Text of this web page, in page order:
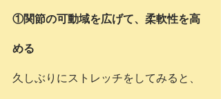
①関節の可動域を広げて、柔軟性を高
める
久しぶりにストレッチをしてみると、